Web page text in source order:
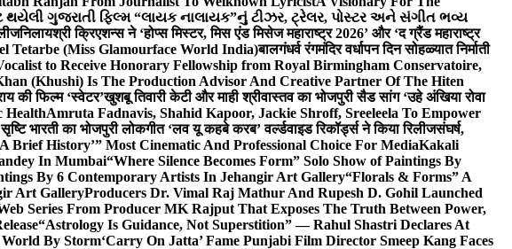
થયેલી ગુજરાતી ફિલ્મ “લાયક નાલાયક”નું ટીઝર, ટ્રેલર, પોસ્ટર અને સંગીત ભવ્ય
निलायश्री क्रिएशन्स ने ‘होप्स मिस्टर, मिस एंड मिसेज महाराष्ट्र 2026’ और ‘द ग्रैंड महाराष्ट्र
Tetarbe (Miss Glamourface World India)बालगंधर्व रंगमंदिर वर्धापन दिन सोहळ्यात निर्माती
to Receive Honorary Fellowship from Royal Birmingham Conservatoire,
(Khushi) Is The Production Advisor And Creative Partner Of The Hiten
की फिल्म ‘स्वेटर’खुशबू तिवारी केटी और माही श्रीवास्तव का भोजपुरी सैड सांग ‘उहे अंखिया रोवा
HealthAmruta Fadnavis, Shahid Kapoor, Jackie Shroff, Sreeleela To Empower
भारती का भोजपुरी लोकगीत ‘लव यू कहबे करब’ वर्ल्डवाइड रिकॉर्ड्स ने किया रिलीजसंघर्ष,
Brief History’” Most Cinematic And Professional Choice For MediaKakali
In Mumbai“Where Silence Becomes Form” Solo Show of Paintings By
By 6 Contemporary Artists In Jehangir Art Gallery“Florals & Forms” A
Art GalleryProducers Dr. Vimal Raj Mathur And Rupesh D. Gohil Launched
Series From Producer MK Rajput That Exposes The Truth Between Power,
“Astrology Is Guidance, Not Superstition” — Rahul Shastri Declares At
World By Storm‘Carry On Jatta’ Fame Punjabi Film Director Smeep Kang Faces